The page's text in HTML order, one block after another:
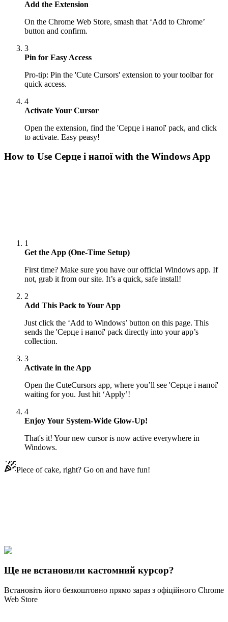
Add the Extension
On the Chrome Web Store, smash that ‘Add to Chrome’
button and confirm.
3
Pin for Easy Access
Pro-tip: Pin the 'Cute Cursors' extension to your toolbar for
quick access.
4
Activate Your Cursor
Open the extension, find the 'Серце і напої' pack, and click
to activate. Easy peasy!
How to Use Серце і напоїwith the Windows App
1
Get the App (One-Time Setup)
First time? Make sure you have our official Windows app. If
not, grab it from our site. It’s a quick, safe install!
2
Add This Pack to Your App
Just click the ‘Add to Windows’ button on this page. This
sends the 'Серце і напої' pack directly into your app’s
collection.
3
Activate in the App
Open the CuteCursors app, where you’ll see 'Серце і напої'
waiting for you. Just hit ‘Apply’!
4
Enjoy Your System-Wide Glow-Up!
That's it! Your new cursor is now active everywhere in
Windows.
Piece of cake, right? Go on and have fun!
Explore All Collections
Ще не встановили кастомний курсор?
Встановіть його безкоштовно прямо зараз з офіційного Chrome
Web Store